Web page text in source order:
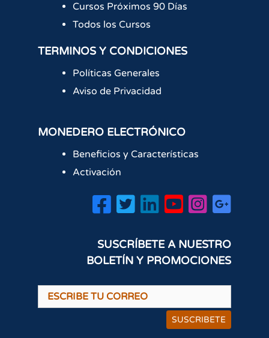
Cursos Próximos 90 Días
Todos los Cursos
TERMINOS Y CONDICIONES
Políticas Generales
Aviso de Privacidad
MONEDERO ELECTRÓNICO
Beneficios y Características
Activación
SUSCRÍBETE A NUESTRO
BOLETÍN Y PROMOCIONES
SUSCRIBETE